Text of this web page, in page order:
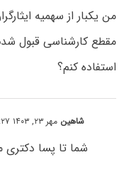
من یکبار از سهمیه
مقطع کارشناسی قبول
استفاده کنم؟
شاهین مهر ۲۳, ۱۴۰۳ at ۷:۲۷ ب٫ظ
شما تا پسا دکتری